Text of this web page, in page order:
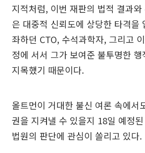
지적처럼, 이번 재판의 법적 결과와
은 대중적 신뢰도에 상당한 타격을
좌하던 CTO, 수석과학자, 그리고
정에 서서 그가 보여준 불투명한
지목했기 때문이다.
올트먼이 거대한 불신 여론 속에서
권을 지켜낼 수 있을지 18일 예정
법원의 판단에 관심이 쏠리고 있다.